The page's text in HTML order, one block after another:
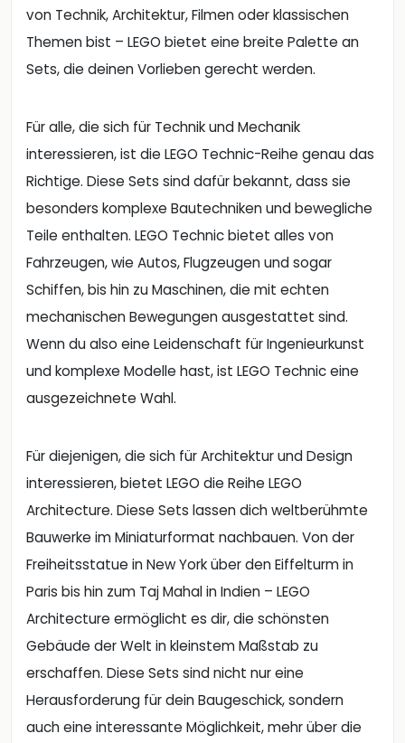
von Technik, Architektur, Filmen oder klassischen
Themen bist – LEGO bietet eine breite Palette an
Sets, die deinen Vorlieben gerecht werden.
Für alle, die sich für Technik und Mechanik
interessieren, ist die LEGO Technic-Reihe genau das
Richtige. Diese Sets sind dafür bekannt, dass sie
besonders komplexe Bautechniken und bewegliche
Teile enthalten. LEGO Technic bietet alles von
Fahrzeugen, wie Autos, Flugzeugen und sogar
Schiffen, bis hin zu Maschinen, die mit echten
mechanischen Bewegungen ausgestattet sind.
Wenn du also eine Leidenschaft für Ingenieurkunst
und komplexe Modelle hast, ist LEGO Technic eine
ausgezeichnete Wahl.
Für diejenigen, die sich für Architektur und Design
interessieren, bietet LEGO die Reihe LEGO
Architecture. Diese Sets lassen dich weltberühmte
Bauwerke im Miniaturformat nachbauen. Von der
Freiheitsstatue in New York über den Eiffelturm in
Paris bis hin zum Taj Mahal in Indien – LEGO
Architecture ermöglicht es dir, die schönsten
Gebäude der Welt in kleinstem Maßstab zu
erschaffen. Diese Sets sind nicht nur eine
Herausforderung für dein Baugeschick, sondern
auch eine interessante Möglichkeit, mehr über die